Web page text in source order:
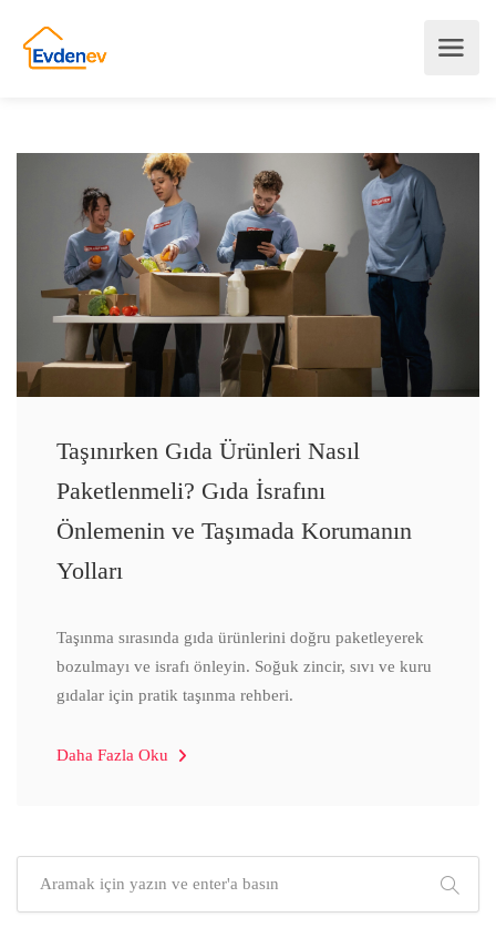
Taşınırken Gıda Ürünleri Nasıl
Paketlenmeli? Gıda İsrafını
Önlemenin ve Taşımada Korumanın
Yolları
Taşınma sırasında gıda ürünlerini doğru paketleyerek
bozulmayı ve israfı önleyin. Soğuk zincir, sıvı ve kuru
gıdalar için pratik taşınma rehberi.
Daha Fazla Oku